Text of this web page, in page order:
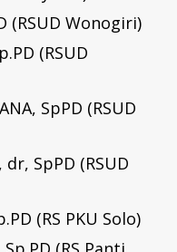
(RSUD Wonogiri)
(RSUD
SpPD (RSUD
SpPD (RSUD
(RS PKU Solo)